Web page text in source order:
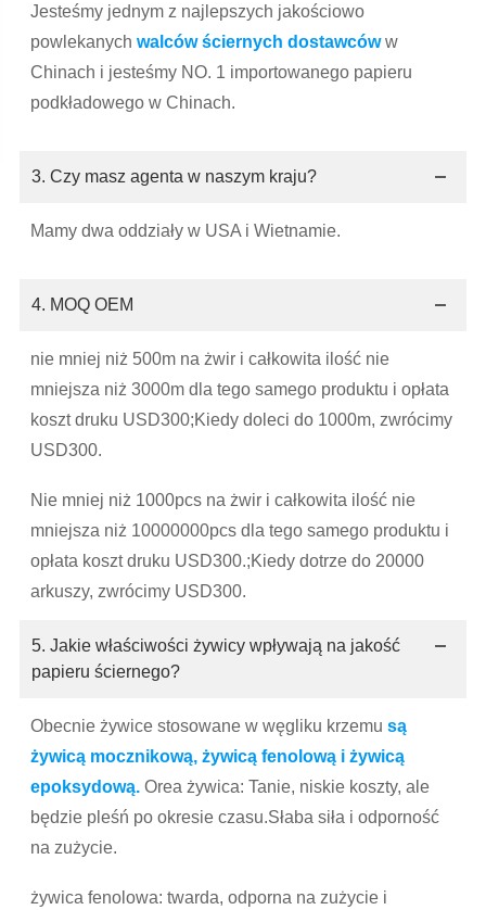
Jesteśmy jednym z najlepszych jakościowo
powlekanych walców ściernych dostawcóww
Chinach i jesteśmy NO. 1 importowanego papieru
podkładowego w Chinach.
3. Czy masz agenta w naszym kraju?
Mamy dwa oddziały w USA i Wietnamie.
4. MOQ OEM
nie mniej niż 500m na żwir i całkowita ilość nie
mniejsza niż 3000m dla tego samego produktu i opłata
koszt druku USD300;Kiedy doleci do 1000m, zwrócimy
USD300.
Nie mniej niż 1000pcs na żwir i całkowita ilość nie
mniejsza niż 10000000pcs dla tego samego produktu i
opłata koszt druku USD300.;Kiedy dotrze do 20000
arkuszy, zwrócimy USD300.
5. Jakie właściwości żywicy wpływają na jakość
papieru ściernego?
Obecnie żywice stosowane w węgliku krzemu są
żywicą mocznikową, żywicą fenolową i żywicą
epoksydową.Orea żywica: Tanie, niskie koszty, ale
będzie pleśń po okresie czasu.Słaba siła i odporność
na zużycie.
żywica fenolowa: twarda, odporna na zużycie i